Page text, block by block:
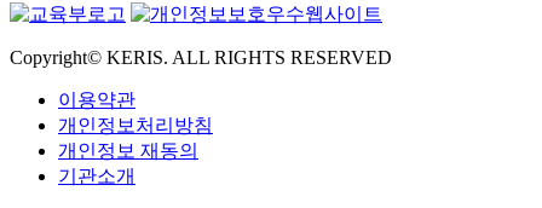
Copyright© KERIS. ALL RIGHTS RESERVED
이용약관
개인정보처리방침
개인정보 재동의
기관소개